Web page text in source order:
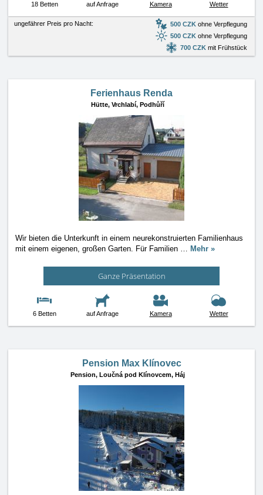
18 Betten auf Anfrage Kamera Wetter
ungefährer Preis pro Nacht: 500 CZK ohne Verpflegung
500 CZK ohne Verpflegung
700 CZK mit Frühstück
Ferienhaus Renda
Hütte, Vrchlabí, Podhůří
Wir bieten die Unterkunft in einem neurekonstruierten Familienhaus
mit einem eigenen, großen Garten. Für Familien … Mehr »
Ganze Präsentation
6 Betten auf Anfrage Kamera Wetter
Pension Max Klínovec
Pension, Loučná pod Klínovcem, Háj